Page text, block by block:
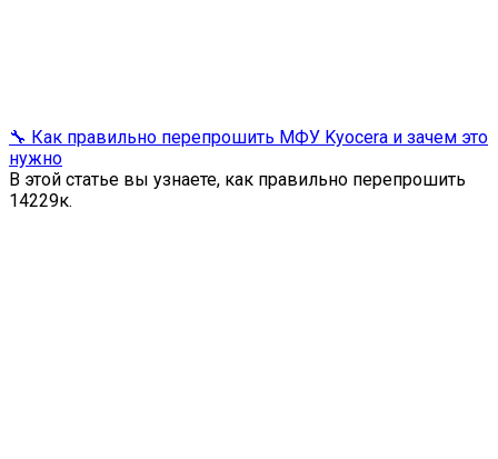
🔧 Как правильно перепрошить МФУ Kyocera и зачем это
нужно
В этой статье вы узнаете, как правильно перепрошить
14229к.